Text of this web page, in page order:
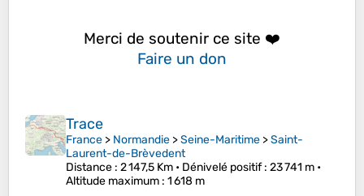
Merci de soutenir ce site ❤️
Faire un don
Trace
France > Normandie >Seine-Maritime >Saint-
Laurent-de-Brèvedent
Distance : 2 147,5 Km • Dénivelé positif: 23 741 m •
Altitude maximum : 1 618 m